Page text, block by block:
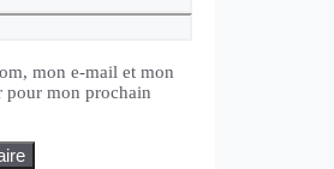
mon e-mail et mon
pour mon prochain